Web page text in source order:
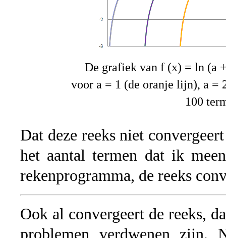
De grafiek van f (x) = ln (a
voor a = 1 (de oranje lijn), a =
100
Dat deze reeks niet
het aantal termen dat ik
rekenprogramma, de reeks
Ook al convergeert de reeks,
problemen verdwenen zijn.